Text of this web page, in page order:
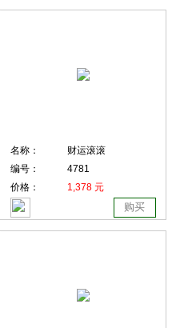
名称：
财运滚滚
编号：
4781
价格：
1,378 元
购买